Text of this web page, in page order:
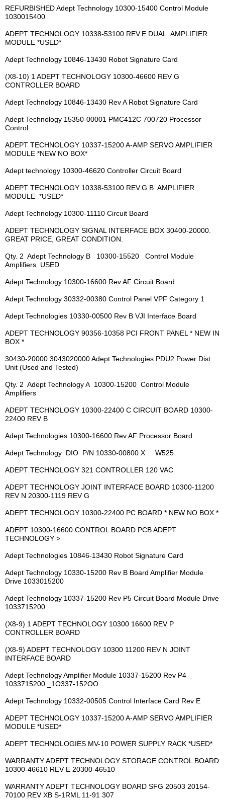
REFURBISHED Adept Technology 10300-15400 Control Module
1030015400
ADEPT TECHNOLOGY 10338-53100 REV.E DUAL AMPLIFIER
MODULE *USED*
Adept Technology 10846-13430 Robot Signature Card
(X8-10) 1 ADEPT TECHNOLOGY 10300-46600 REV G
CONTROLLER BOARD
Adept Technology 10846-13430 Rev A Robot Signature Card
Adept Technology 15350-00001 PMC412C 700720 Processor
Control
ADEPT TECHNOLOGY 10337-15200 A-AMP SERVO AMPLIFIER
MODULE *NEW NO BOX*
Adept technology 10300-46620 Controller Circuit Board
ADEPT TECHNOLOGY 10338-53100 REV.G B AMPLIFIER
MODULE *USED*
Adept Technology 10300-11110 Circuit Board
ADEPT TECHNOLOGY SIGNAL INTERFACE BOX 30400-20000.
GREAT PRICE, GREAT CONDITION.
Qty. 2 Adept Technology B 10300-15520 Control Module
Amplifiers USED
Adept Technology 10300-16600 Rev AF Circuit Board
Adept Technology 30332-00380 Control Panel VPF Category 1
Adept Technologies 10330-00500 Rev B VJI Interface Board
ADEPT TECHNOLOGY 90356-10358 PCI FRONT PANEL * NEW IN
BOX *
30430-20000 3043020000 Adept Technologies PDU2 Power Dist
Unit (Used and Tested)
Qty. 2 Adept Technology A 10300-15200 Control Module
Amplifiers
ADEPT TECHNOLOGY 10300-22400 C CIRCUIT BOARD 10300-
22400 REV B
Adept Technologies 10300-16600 Rev AF Processor Board
Adept Technology DIO P/N 10330-00800 X W525
ADEPT TECHNOLOGY 321 CONTROLLER 120 VAC
ADEPT TECHNOLOGY JOINT INTERFACE BOARD 10300-11200
REV N 20300-1119 REV G
ADEPT TECHNOLOGY 10300-22400 PC BOARD * NEW NO BOX *
ADEPT 10300-16600 CONTROL BOARD PCB ADEPT
TECHNOLOGY >
Adept Technologies 10846-13430 Robot Signature Card
Adept Technology 10330-15200 Rev B Board Amplifier Module
Drive 1033015200
Adept Technology 10337-15200 Rev P5 Circuit Board Module Drive
1033715200
(X8-9) 1 ADEPT TECHNOLOGY 10300 16600 REV P
CONTROLLER BOARD
(X8-9) ADEPT TECHNOLOGY 10300 11200 REV N JOINT
INTERFACE BOARD
Adept Technology Amplifier Module 10337-15200 Rev P4 _
1033715200 _1O337-152OO
Adept Technology 10332-00505 Control Interface Card Rev E
ADEPT TECHNOLOGY 10337-15200 A-AMP SERVO AMPLIFIER
MODULE *USED*
ADEPT TECHNOLOGIES MV-10 POWER SUPPLY RACK *USED*
WARRANTY ADEPT TECHNOLOGY STORAGE CONTROL BOARD
10300-46610 REV E 20300-46510
WARRANTY ADEPT TECHNOLOGY BOARD SFG 20503 20154-
70100 REV XB S-1RML 11-91 307